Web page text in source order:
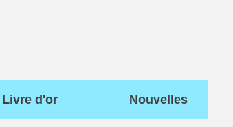
Livre d'or Nouvelles